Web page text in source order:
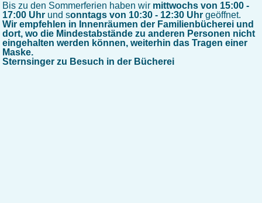
Bis zu den Sommerferien haben wir mittwochs von 15:00 -
17:00 Uhr und sonntags von 10:30 - 12:30 Uhr geöffnet.
Wir empfehlen in Innenräumen der Familienbücherei und
dort, wo die Mindestabstände zu anderen Personen nicht
eingehalten werden können, weiterhin das Tragen einer
Maske.
Sternsinger zu Besuch in der Bücherei